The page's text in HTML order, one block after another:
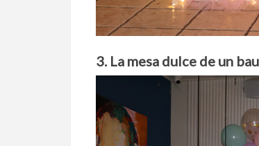
3. La mesa dulce de un